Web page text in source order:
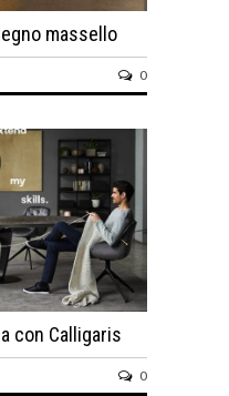
massello
0
con Calligaris
0